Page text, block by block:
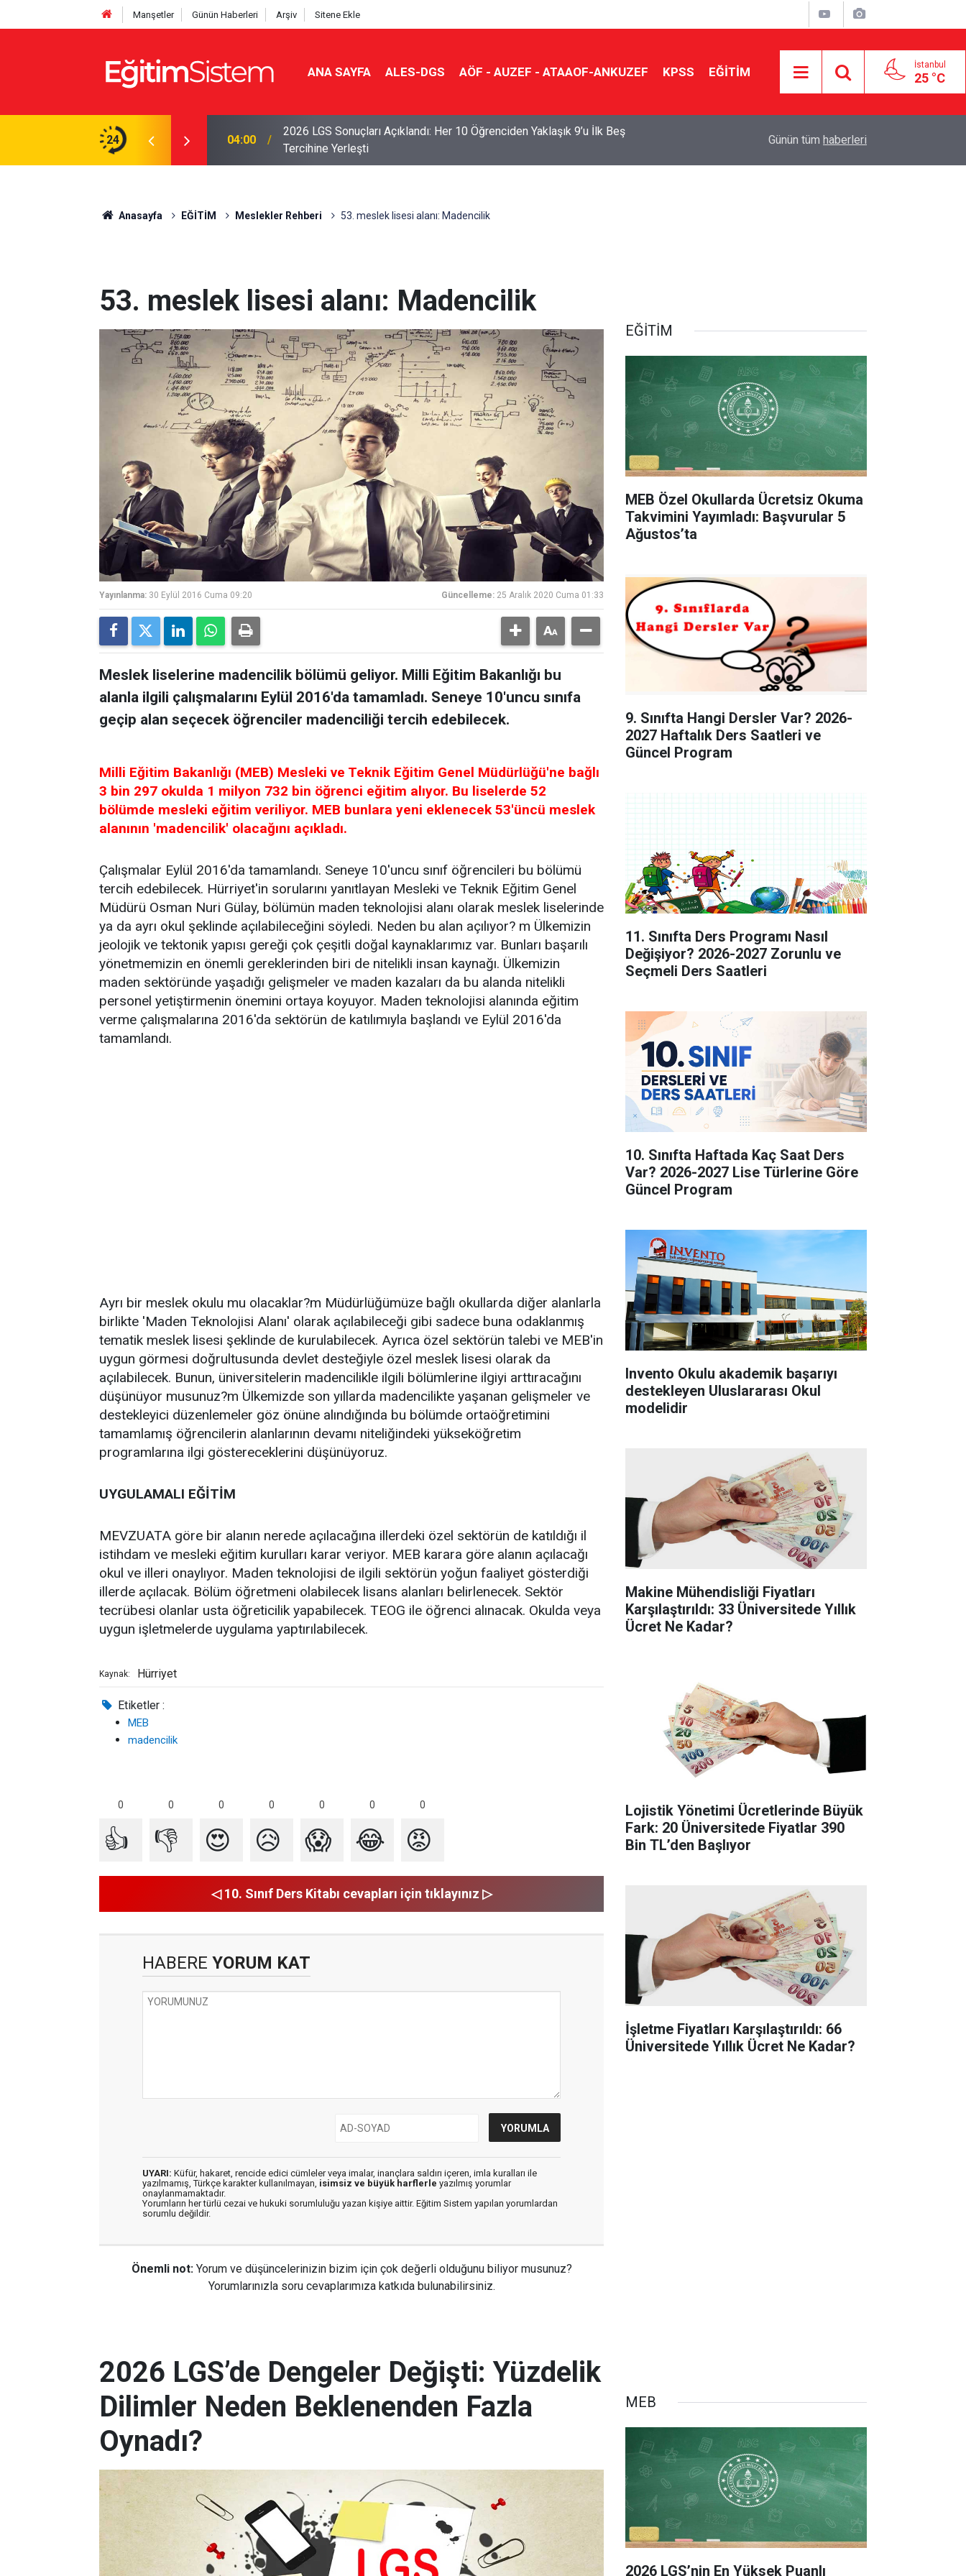
Manşetler Günün Haberleri Arşiv Sitene Ekle
ANA SAYFA ALES-DGS AÖF - AUZEF - ATAAOF-ANKUZEF KPSS EĞİTİM İstanbul
25 °C
24
Sınavla Alan Liseler Yüzde 95,76
04:00
2026 LGS Sonuçları Açıklandı: Her 10 Öğrenciden Yaklaşık 9’u İlk Beş
Tercihine Yerleşti
Yönlendiriyor?
Günün tüm haberleri
Anasayfa EĞİTİM Meslekler Rehberi 53. meslek lisesi alanı: Madencilik
53. meslek lisesi alanı: Madencilik
Yayınlanma: 30 Eylül 2016 Cuma 09:20 Güncelleme: 25 Aralık 2020 Cuma 01:33
Meslek liselerine madencilik bölümü geliyor. Milli Eğitim Bakanlığı bu
alanla ilgili çalışmalarını Eylül 2016'da tamamladı. Seneye 10'uncu sınıfa
geçip alan seçecek öğrenciler madenciliği tercih edebilecek.
Milli Eğitim Bakanlığı (MEB) Mesleki ve Teknik Eğitim Genel Müdürlüğü'ne bağlı
3 bin 297 okulda 1 milyon 732 bin öğrenci eğitim alıyor. Bu liselerde 52
bölümde mesleki eğitim veriliyor. MEB bunlara yeni eklenecek 53'üncü meslek
alanının 'madencilik' olacağını açıkladı.
Çalışmalar Eylül 2016'da tamamlandı. Seneye 10'uncu sınıf öğrencileri bu bölümü
tercih edebilecek. Hürriyet'in sorularını yanıtlayan Mesleki ve Teknik Eğitim Genel
Müdürü Osman Nuri Gülay, bölümün maden teknolojisi alanı olarak meslek liselerinde
ya da ayrı okul şeklinde açılabileceğini söyledi. Neden bu alan açılıyor? m Ülkemizin
jeolojik ve tektonik yapısı gereği çok çeşitli doğal kaynaklarımız var. Bunları başarılı
yönetmemizin en önemli gereklerinden biri de nitelikli insan kaynağı. Ülkemizin
maden sektöründe yaşadığı gelişmeler ve maden kazaları da bu alanda nitelikli
personel yetiştirmenin önemini ortaya koyuyor. Maden teknolojisi alanında eğitim
verme çalışmalarına 2016'da sektörün de katılımıyla başlandı ve Eylül 2016'da
tamamlandı.
Ayrı bir meslek okulu mu olacaklar?m Müdürlüğümüze bağlı okullarda diğer alanlarla
birlikte 'Maden Teknolojisi Alanı' olarak açılabileceği gibi sadece buna odaklanmış
tematik meslek lisesi şeklinde de kurulabilecek. Ayrıca özel sektörün talebi ve MEB'in
uygun görmesi doğrultusunda devlet desteğiyle özel meslek lisesi olarak da
açılabilecek. Bunun, üniversitelerin madencilikle ilgili bölümlerine ilgiyi arttıracağını
düşünüyor musunuz?m Ülkemizde son yıllarda madencilikte yaşanan gelişmeler ve
destekleyici düzenlemeler göz önüne alındığında bu bölümde ortaöğretimini
tamamlamış öğrencilerin alanlarının devamı niteliğindeki yükseköğretim
programlarına ilgi göstereceklerini düşünüyoruz.
UYGULAMALI EĞİTİM
MEVZUATA göre bir alanın nerede açılacağına illerdeki özel sektörün de katıldığı il
istihdam ve mesleki eğitim kurulları karar veriyor. MEB karara göre alanın açılacağı
okul ve illeri onaylıyor. Maden teknolojisi de ilgili sektörün yoğun faaliyet gösterdiği
illerde açılacak. Bölüm öğretmeni olabilecek lisans alanları belirlenecek. Sektör
tecrübesi olanlar usta öğreticilik yapabilecek. TEOG ile öğrenci alınacak. Okulda veya
uygun işletmelerde uygulama yaptırılabilecek.
Kaynak: Hürriyet
Etiketler :
MEB
madencilik
0 0 0 0 0 0 0
👍 👎 😍 😥 😱 😂 😡
◁ 10. Sınıf Ders Kitabı cevapları için tıklayınız ▷
HABERE YORUM KAT
UYARI: Küfür, hakaret, rencide edici cümleler veya imalar, inançlara saldırı içeren, imla kuralları ile
yazılmamış, Türkçe karakter kullanılmayan, isimsiz ve büyük harflerle yazılmış yorumlar
onaylanmamaktadır.
Yorumların her türlü cezai ve hukuki sorumluluğu yazan kişiye aittir. Eğitim Sistem yapılan yorumlardan
sorumlu değildir.
Önemli not: Yorum ve düşüncelerinizin bizim için çok değerli olduğunu biliyor musunuz?
Yorumlarınızla soru cevaplarımıza katkıda bulunabilirsiniz.
EĞİTİM
MEB Özel Okullarda Ücretsiz Okuma
Takvimini Yayımladı: Başvurular 5
Ağustos’ta
9. Sınıfta Hangi Dersler Var? 2026-
2027 Haftalık Ders Saatleri ve
Güncel Program
11. Sınıfta Ders Programı Nasıl
Değişiyor? 2026-2027 Zorunlu ve
Seçmeli Ders Saatleri
10. Sınıfta Haftada Kaç Saat Ders
Var? 2026-2027 Lise Türlerine Göre
Güncel Program
Invento Okulu akademik başarıyı
destekleyen Uluslararası Okul
modelidir
Makine Mühendisliği Fiyatları
Karşılaştırıldı: 33 Üniversitede Yıllık
Ücret Ne Kadar?
Lojistik Yönetimi Ücretlerinde Büyük
Fark: 20 Üniversitede Fiyatlar 390
Bin TL’den Başlıyor
İşletme Fiyatları Karşılaştırıldı: 66
Üniversitede Yıllık Ücret Ne Kadar?
2026 LGS’de Dengeler Değişti: Yüzdelik
Dilimler Neden Beklenenden Fazla
Oynadı?
MEB
2026 LGS’nin En Yüksek Puanlı